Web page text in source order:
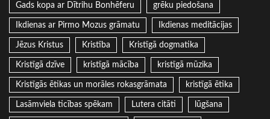
Gads kopa ar Dītrihu Bonhēferu grēku piedošana
Ikdienas ar Pirmo Mozus grāmatu Ikdienas meditācijas
Jēzus Kristus Kristība Kristīgā dogmatika
Kristīgā dzīve kristīgā mācība kristīgā mūzika
Kristīgās ētikas un morāles rokasgrāmata kristīgā ētika
Lasāmviela ticības spēkam Lutera citāti lūgšana